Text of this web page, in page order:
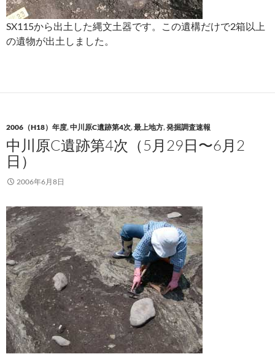
SX115から出土した縄文土器です。この遺構だけで2箱以上
の遺物が出土しました。
2006（H18）年度,中川原C遺跡第4次,最上地方,発掘調査速報
中川原C遺跡第4次（5月29日〜6月2
日）
2006年6月8日